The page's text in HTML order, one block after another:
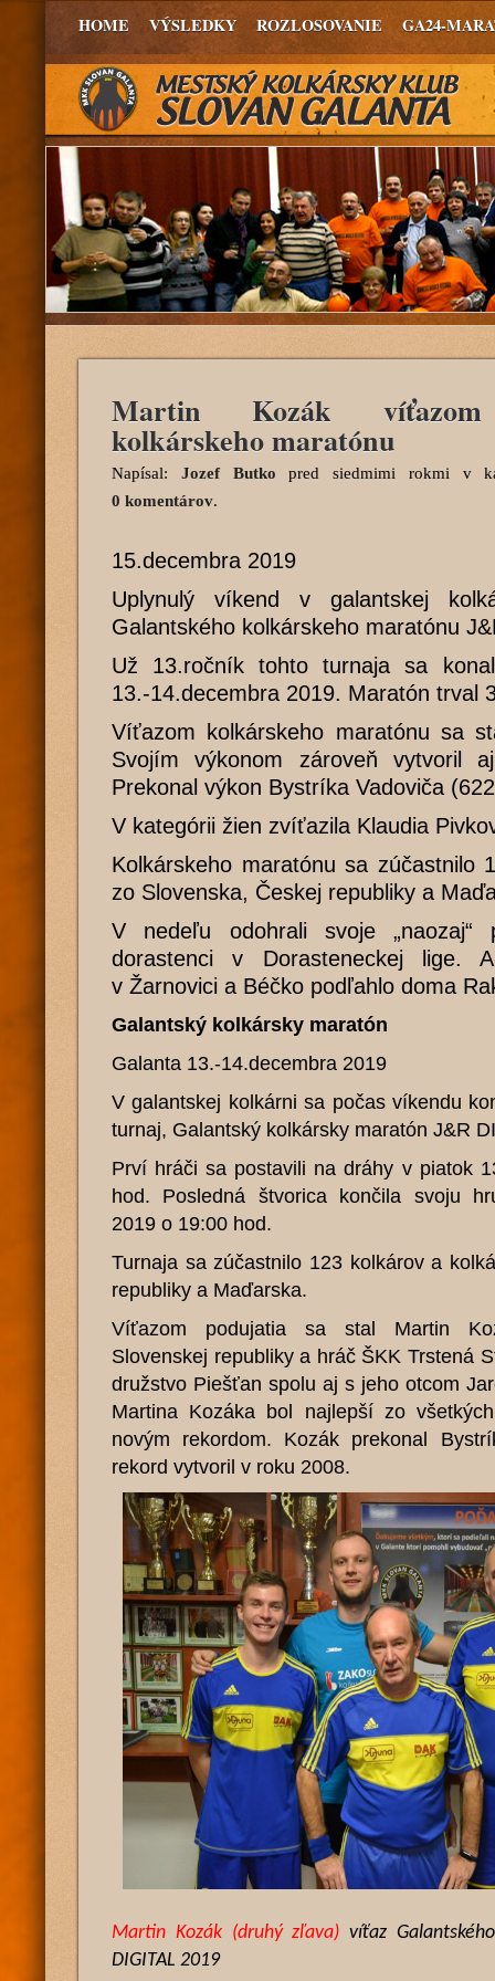
HOME VÝSLEDKY ROZLOSOVANIE GA24-
Martin Kozák víťazom
kolkárskeho maratónu
Napísal: Jozef Butko pred siedmimi rokmi v
0 komentárov.
15.decembra 2019
Uplynulý víkend v galantskej
Galantského kolkárskeho maratónu
Už 13.ročník tohto turnaja sa
13.-14.decembra 2019. Maratón trval
Víťazom kolkárskeho maratónu sa
Svojím výkonom zároveň vytvoril
Prekonal výkon Bystríka Vadoviča
V kategórii žien zvíťazila Klaudia
Kolkárskeho maratónu sa zúčastnilo
zo Slovenska, Českej republiky a
V nedeľu odohrali svoje „naozaj“
dorastenci v Dorasteneckej lige.
v Žarnovici a Béčko podľahlo doma
Galantský kolkársky maratón
Galanta 13.-14.decembra 2019
V galantskej kolkárni sa počas víkendu
turnaj, Galantský kolkársky maratón J&R
Prví hráči sa postavili na dráhy v piatok
hod. Posledná štvorica končila svoju
2019 o 19:00 hod.
Turnaja sa zúčastnilo 123 kolkárov a
republiky a Maďarska.
Víťazom podujatia sa stal Martin
Slovenskej republiky a hráč ŠKK Trstená
družstvo Piešťan spolu aj s jeho otcom
Martina Kozáka bol najlepší zo
novým rekordom. Kozák prekonal
rekord vytvoril v roku 2008.
Martin Kozák (druhý zľava) víťaz
DIGITAL 2019